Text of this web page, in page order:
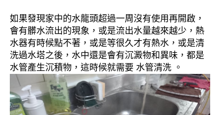
如果發現家中的水龍頭超過一周沒有使用再開啟，
會有髒水流出的現象，或是流出水量越來越少，熱
水器有時候點不著，或是等很久才有熱水，或是清
洗過水塔之後，水中還是會有沉澱物和異味，都是
水管產生沉積物，這時候就需要 水管清洗 。